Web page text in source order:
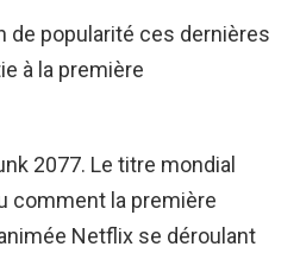
de popularité ces dernières
à la première
2077. Le titre mondial
comment la première
Netflix se déroulant